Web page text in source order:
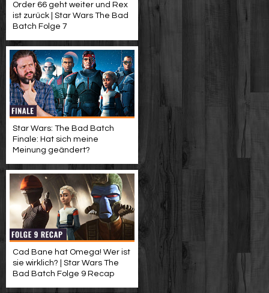
Order 66 geht weiter und Rex
ist zurück | Star Wars The Bad
Batch Folge 7
Star Wars: The Bad Batch
Finale: Hat sich meine
Meinung geändert?
Cad Bane hat Omega! Wer ist
sie wirklich? | Star Wars The
Bad Batch Folge 9 Recap